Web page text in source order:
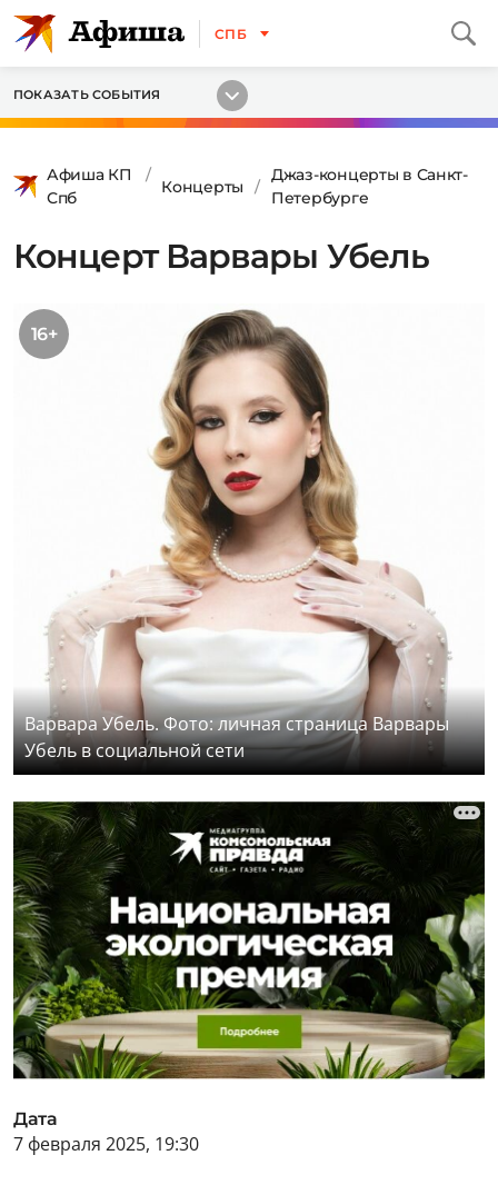
СПБ
ПОКАЗАТЬ СОБЫТИЯ
Афиша КП
Спб
Концерты
Джаз-концерты в Санкт-
Петербурге
Концерт Варвары Убель
16+
Варвара Убель. Фото: личная страница Варвары
Убель в социальной сети
Дата
7 февраля 2025, 19:30